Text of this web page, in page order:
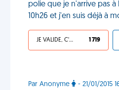
polie que je n'arrive pas à
10h26 et j'en suis déjà à
JE VALIDE, C'EST UNE VDM 1 719
Par Anonyme
- 21/01/2015